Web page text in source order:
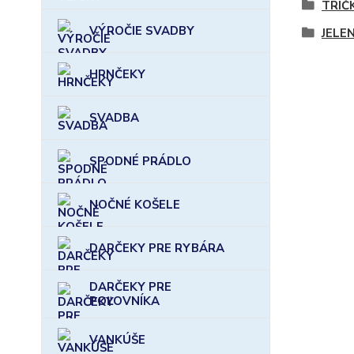
VÝROČIE SVADBY
HRNČEKY
SVADBA
SPODNÉ PRÁDLO
NOČNÉ KOŠELE
DARČEKY PRE RYBÁRA
DARČEKY PRE
POĽOVNÍKA
VANKÚŠE